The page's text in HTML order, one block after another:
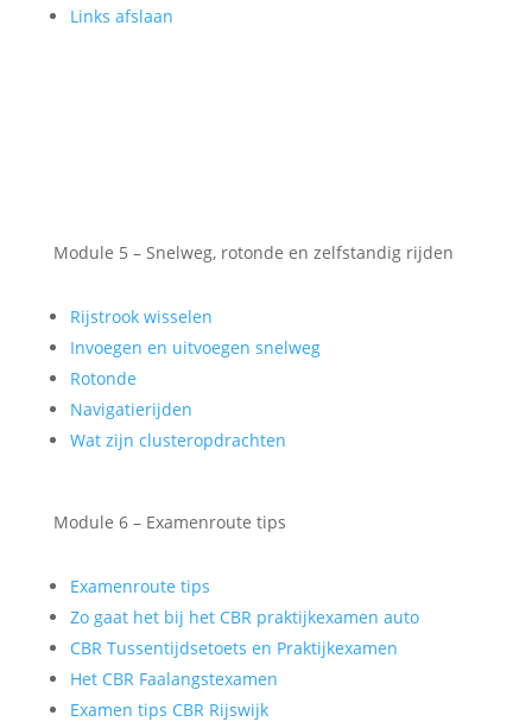
Links afslaan
Module 5 – Snelweg, rotonde en zelfstandig rijden
Rijstrook wisselen
Invoegen en uitvoegen snelweg
Rotonde
Navigatierijden
Wat zijn clusteropdrachten
Module 6 – Examenroute tips
Examenroute tips
Zo gaat het bij het CBR praktijkexamen auto
CBR Tussentijdsetoets en Praktijkexamen
Het CBR Faalangstexamen
Examen tips CBR Rijswijk